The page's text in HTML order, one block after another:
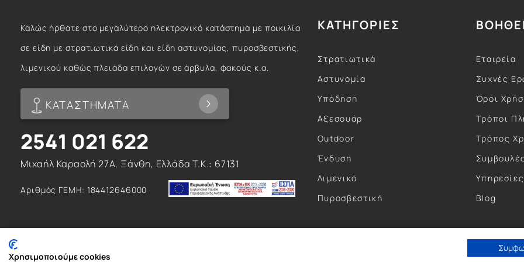
Καλώς ήρθατε στο μεγαλύτερο ηλεκτρονικό κατάστημα με ποικιλία
σε είδη με στρατιωτικά είδη και είδη αστυνομίας, πυροσβεστικής,
λιμενικού καθώς πλειάδα επιλογών σε άρβυλα, φακούς κ.α.
ΚΑΤΑΣΤΗΜΑΤΑ
2541 021 622
Μιχαήλ Καραολή 27Α, Ξάνθη, Ελλάδα T.K.: 67131
Αριθμός ΓΕΜΗ: 184412646000
ΚΑΤΗΓΟΡΙΕΣ
Στρατιωτικά
Αστυνομία
Υπόδηση
Αξεσουάρ
Outdoor
Ένδυση
Λιμενικό
Πυροσβεστική
Εταιρεία
Συχνές
Όροι
Τρόποι
Τρόπος
Υπηρεσίες
Blog
Χρησιμοποιούμε cookies